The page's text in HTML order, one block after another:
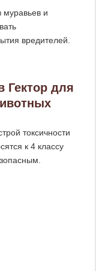
муравьев и
вредителей.
Гектор для
токсичности
к 4 классу